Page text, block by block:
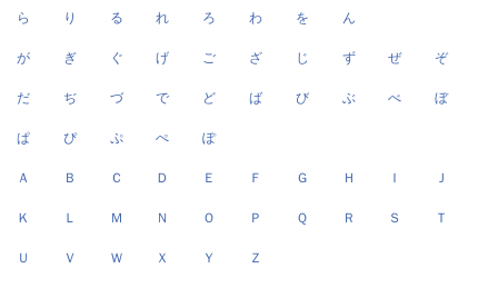
ら り る れ ろ わ を ん
が ぎ ぐ げ ご ざ じ ず ぜ ぞ
だ ぢ づ で ど ば び ぶ べ ぼ
ぱ ぴ ぷ ぺ ぽ
Ａ Ｂ Ｃ Ｄ Ｅ Ｆ Ｇ Ｈ Ｉ Ｊ
Ｋ Ｌ Ｍ Ｎ Ｏ Ｐ Ｑ Ｒ Ｓ Ｔ
Ｕ Ｖ Ｗ Ｘ Ｙ Ｚ